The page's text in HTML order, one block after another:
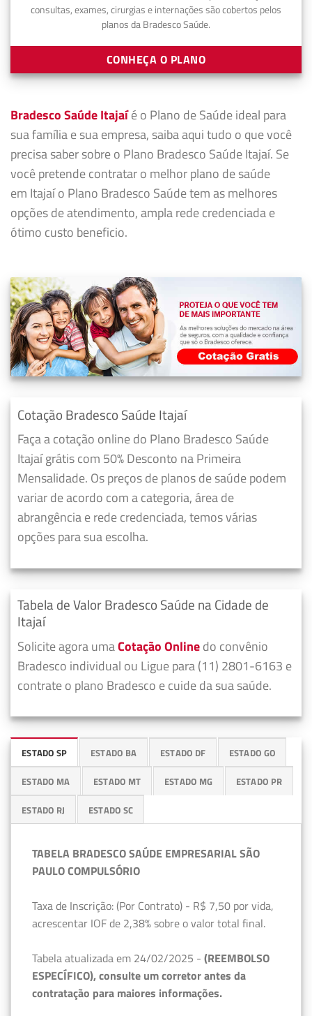
consultas, exames, cirurgias e internações são cobertos pelos
planos da Bradesco Saúde.
CONHEÇA O PLANO
Bradesco Saúde Itajaíé o Plano de Saúde ideal para
sua família e sua empresa, saiba aqui tudo o que você
precisa saber sobre o Plano Bradesco Saúde Itajaí. Se
você pretende contratar o melhor plano de saúde
em Itajaí o Plano Bradesco Saúde tem as melhores
opções de atendimento, ampla rede credenciada e
ótimo custo beneficio.
Cotação Bradesco Saúde Itajaí
Faça a cotação online do Plano Bradesco Saúde
Itajaí grátis com 50% Desconto na Primeira
Mensalidade. Os preços de planos de saúde podem
variar de acordo com a categoria, área de
abrangência e rede credenciada, temos várias
opções para sua escolha.
Tabela de Valor Bradesco Saúde na Cidade de
Itajaí
Solicite agora umaCotação Onlinedo convênio
Bradesco individual ou Ligue para (11) 2801-6163 e
contrate o plano Bradesco e cuide da sua saúde.
ESTADO SP ESTADO BA ESTADO DF ESTADO GO
ESTADO MA ESTADO MT ESTADO MG ESTADO PR
ESTADO RJ ESTADO SC
TABELA BRADESCO SAÚDE EMPRESARIAL SÃO
PAULO COMPULSÓRIO
Taxa de Inscrição: (Por Contrato) - R$ 7,50 por vida,
acrescentar IOF de 2,38% sobre o valor total final.
Tabela atualizada em 24/02/2025 - (REEMBOLSO
ESPECÍFICO), consulte um corretor antes da
contratação para maiores informações.